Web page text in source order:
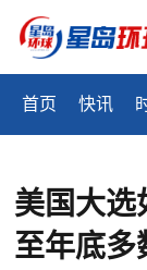
首页 快讯
美国大选
至年底多